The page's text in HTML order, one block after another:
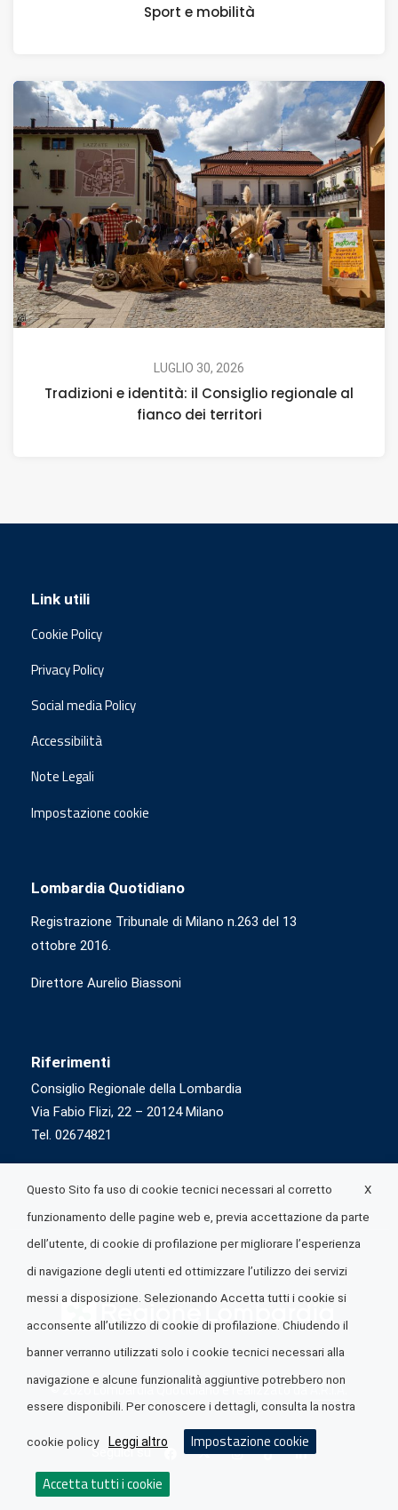
Sport e mobilità
LUGLIO 30, 2026
Tradizioni e identità: il Consiglio regionale al
fianco dei territori
Link utili
Cookie Policy
Privacy Policy
Social media Policy
Accessibilità
Note Legali
Impostazione cookie
Lombardia Quotidiano
Registrazione Tribunale di Milano n.263 del 13
ottobre 2016.
Direttore Aurelio Biassoni
Riferimenti
Consiglio Regionale della Lombardia
Via Fabio Flizi, 22 – 20124 Milano
Tel. 02674821
© 2026 Lombardia Quotidiano è realizzato daA.R.I.A.
Seguici su
X
Questo Sito fa uso di cookie tecnici necessari al corretto
funzionamento delle pagine web e, previa accettazione da parte
dell’utente, di cookie di profilazione per migliorare l’esperienza
di navigazione degli utenti ed ottimizzare l’utilizzo dei servizi
messi a disposizione. Selezionando Accetta tutti i cookie si
acconsente all’utilizzo di cookie di profilazione. Chiudendo il
banner verranno utilizzati solo i cookie tecnici necessari alla
navigazione e alcune funzionalità aggiuntive potrebbero non
essere disponibili. Per conoscere i dettagli, consulta la nostra
cookie policy Leggi altro Impostazione cookie
Accetta tutti i cookie